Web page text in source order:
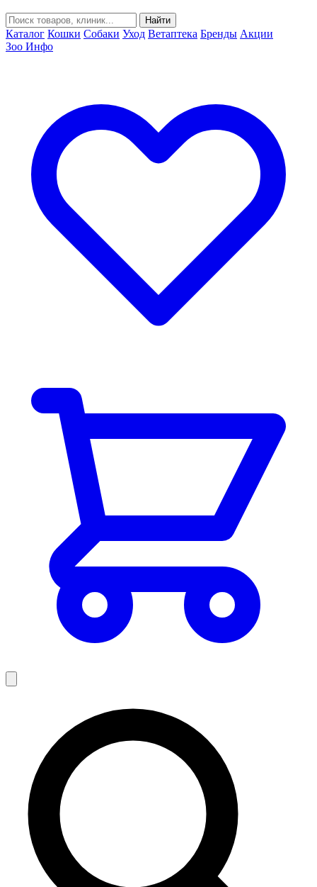
Найти
Каталог Кошки Собаки Уход Ветаптека Бренды Акции
Зоо Инфо